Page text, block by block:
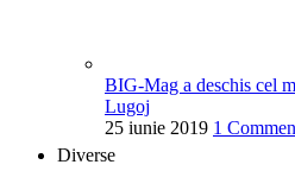
BIG-Mag a deschis cel
Lugoj
25 iunie 2019 1
Diverse